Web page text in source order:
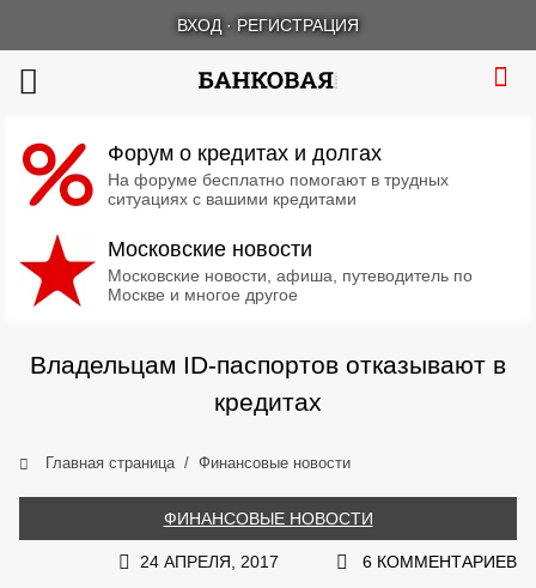
ВХОД · РЕГИСТРАЦИЯ
Форум о кредитах и долгах
На форуме бесплатно помогают в трудных
ситуациях с вашими кредитами
Московские новости
Московские новости, афиша, путеводитель по
Москве и многое другое
Владельцам ID-паспортов отказывают в
кредитах
Главная страница Финансовые новости
ФИНАНСОВЫЕ НОВОСТИ
24 АПРЕЛЯ, 2017 6 КОММЕНТАРИЕВ